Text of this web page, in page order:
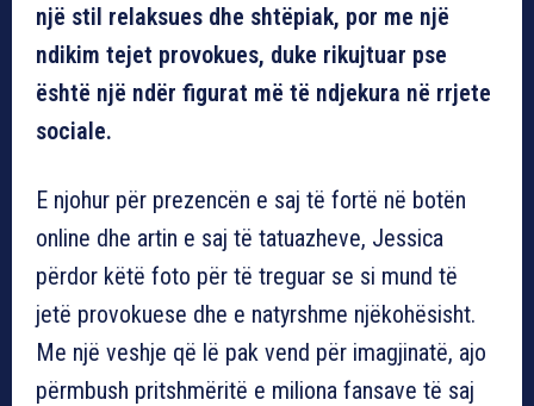
një stil relaksues dhe shtëpiak, por me një
ndikim tejet provokues, duke rikujtuar pse
është një ndër figurat më të ndjekura në rrjete
sociale.
E njohur për prezencën e saj të fortë në botën
online dhe artin e saj të tatuazheve, Jessica
përdor këtë foto për të treguar se si mund të
jetë provokuese dhe e natyrshme njëkohësisht.
Me një veshje që lë pak vend për imagjinatë, ajo
përmbush pritshmëritë e miliona fansave të saj